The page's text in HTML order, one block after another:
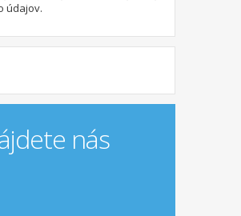
údajov.
nás